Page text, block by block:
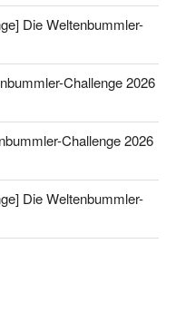
Die Weltenbummler-
Challenge 2026
Challenge 2026
Die Weltenbummler-